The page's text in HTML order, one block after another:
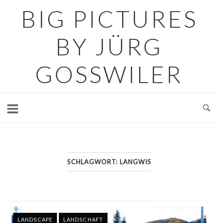
BIG PICTURES
BY JÜRG
GOSSWILER
SCHLAGWORT: LANGWIS
LANDSCAPE LANDSCHAFT